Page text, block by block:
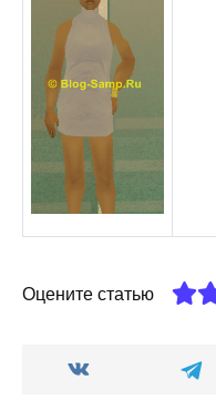
Оцените статью